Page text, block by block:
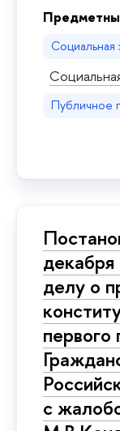
Социальная
Публичное
делу о
первого
с